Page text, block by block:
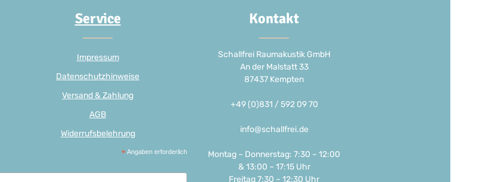
* Angaben erforderlich
Service
Impressum
Datenschutzhinweise
Versand & Zahlung
AGB
Widerrufsbelehrung
Kontakt
Schallfrei Raumakustik GmbH
An der Malstatt 33
87437 Kempten
+49 (0)831 / 592 09 70
info@schallfrei.de
Montag – Donnerstag: 7:30 – 12:00
& 13:00 – 17:15 Uhr
Freitag 7:30 – 12:30 Uhr